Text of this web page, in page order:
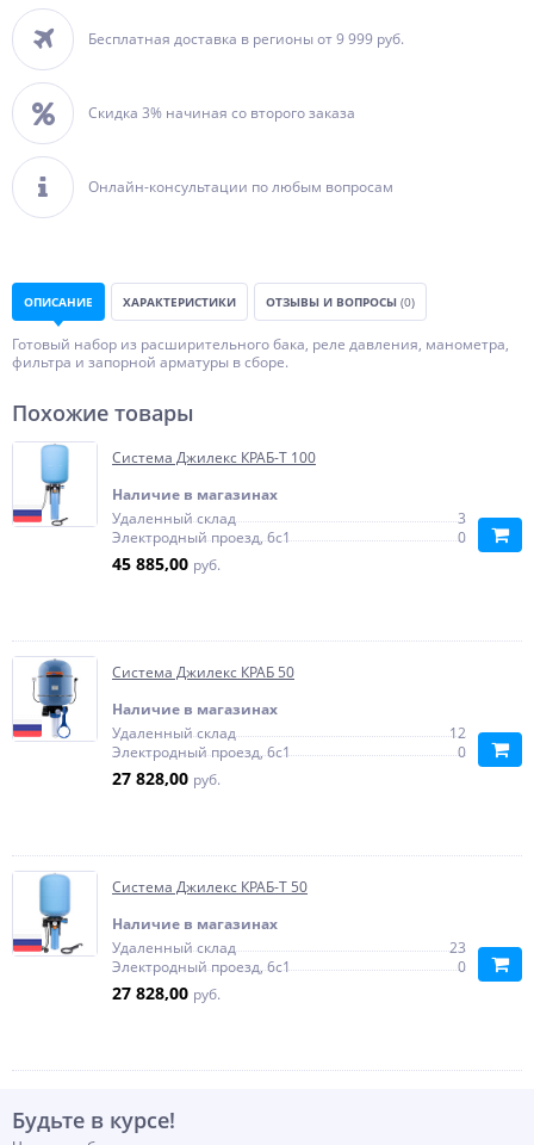
Бесплатная доставка в регионы от 9 999 руб.
Скидка 3% начиная со второго заказа
Онлайн-консультации по любым вопросам
ОПИСАНИЕ ХАРАКТЕРИСТИКИ ОТЗЫВЫ И ВОПРОСЫ (0)
Готовый набор из расширительного бака, реле давления, манометра,
фильтра и запорной арматуры в сборе.
Похожие товары
Система Джилекс КРАБ-Т 100
Наличие в магазинах
Удаленный склад
3
Электродный проезд, 6с1
0
45 885,00 руб.
Система Джилекс КРАБ 50
Наличие в магазинах
Удаленный склад
12
Электродный проезд, 6с1
0
27 828,00 руб.
Система Джилекс КРАБ-Т 50
Наличие в магазинах
Удаленный склад
23
Электродный проезд, 6с1
0
27 828,00 руб.
Будьте в курсе!